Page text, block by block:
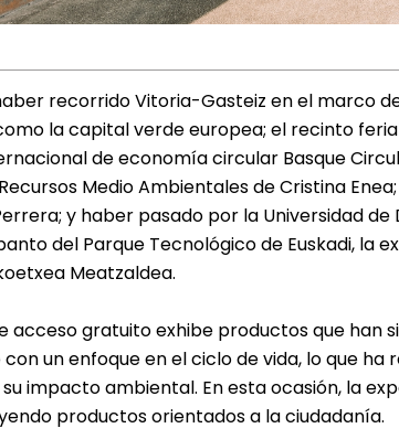
recorrido Vitoria-Gasteiz en el marco
la capital verde europea; el recinto
de economía circular Basque
Medio Ambientales de Cristina
y haber pasado por la Universidad de
del Parque Tecnológico de Euskadi, la
Meatzaldea.
acceso gratuito exhibe productos que han
un enfoque en el ciclo de vida, lo que ha
impacto ambiental. En esta ocasión, la
productos orientados a la ciudadanía.